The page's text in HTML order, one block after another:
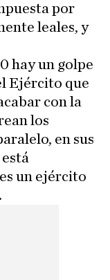
por
leales, y
hay un golpe
Ejército que
con la
los
en sus
un ejército